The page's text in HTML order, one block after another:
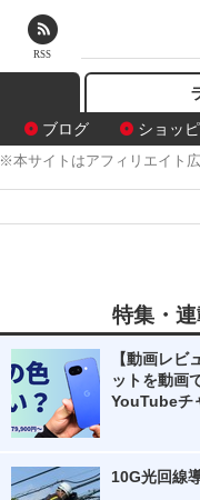
ブログ ショッ
※本サイトはアフィリエイト
特集・
【動画レビ
ットを動画
YouTubeチ
10G光回線
RSS